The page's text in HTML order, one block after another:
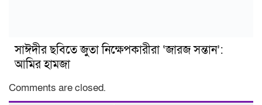
সাঈদীর ছবিতে জুতা নিক্ষেপকারীরা ‘জারজ সন্তান’:
আমির হামজা
Comments are closed.